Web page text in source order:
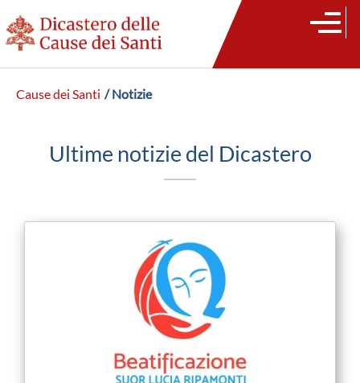
Cause dei Santi / Notizie
Ultime notizie del Dicastero